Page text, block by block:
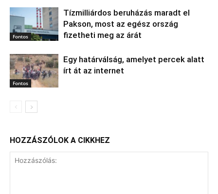
Fontos
Tízmilliárdos beruházás maradt el
Pakson, most az egész ország
fizetheti meg az árát
Fontos
Egy határválság, amelyet percek alatt
írt át az internet
HOZZÁSZÓLOK A CIKKHEZ